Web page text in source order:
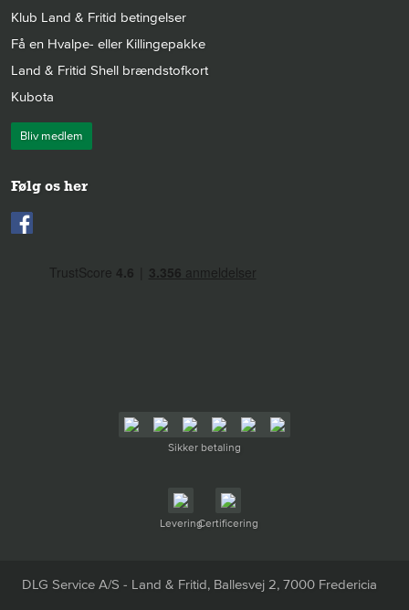
Klub Land & Fritid betingelser
Få en Hvalpe- eller Killingepakke
Land & Fritid Shell brændstofkort
Kubota
Bliv medlem
Følg os her
Sikker betaling
LeveringCertificering
DLG Service A/S - Land & Fritid, Ballesvej 2, 7000 Fredericia